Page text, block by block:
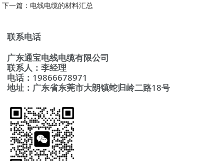
下一篇： 电线电缆的材料汇总
联系电话
广东通宝电线电缆有限公司
联系人：李经理
电话：19866678971
地址：广东省东莞市大朗镇蛇归岭二路18号